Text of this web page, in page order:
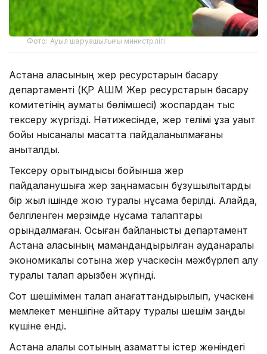
Фото: Ауыл шаруашылығы министрлігі
Астана қаласының жер ресурстарын басқару
департаменті (ҚР АШМ Жер ресурстарын басқару
комитетінің аумақтық бөлімшесі) жоспардан тыс
тексеру жүргізді. Нәтижесінде, жер телімі ұзақ уақыт
бойы нысаналы мақсатта пайдаланылмағаны
анықталды.
Тексеру қорытындысы бойынша жер
пайдаланушыға жер заңнамасын бұзушылықтарды
бір жыл ішінде жою туралы нұсқама берілді. Алайда,
белгіленген мерзімде нұсқама талаптары
орындалмаған. Осыған байланысты департамент
Астана қаласының мамандандырылған ауданаралық
экономикалық сотына жер учаскесін мәжбүрлеп алу
туралы талап арызбен жүгінді.
Сот шешімімен талап қанағаттандырылып, учаскені
мемлекет меншігіне қайтару туралы шешім заңды
күшіне енді.
Астана қалалық сотының азаматтық істер жөніндегі